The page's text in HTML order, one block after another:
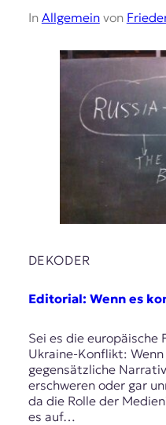
In Allgemeinvon
DEKODER
Editorial: Wenn es
Sei es die europäische
Ukraine-Konflikt:
gegensätzliche
erschweren oder gar
da die Rolle der
es auf…